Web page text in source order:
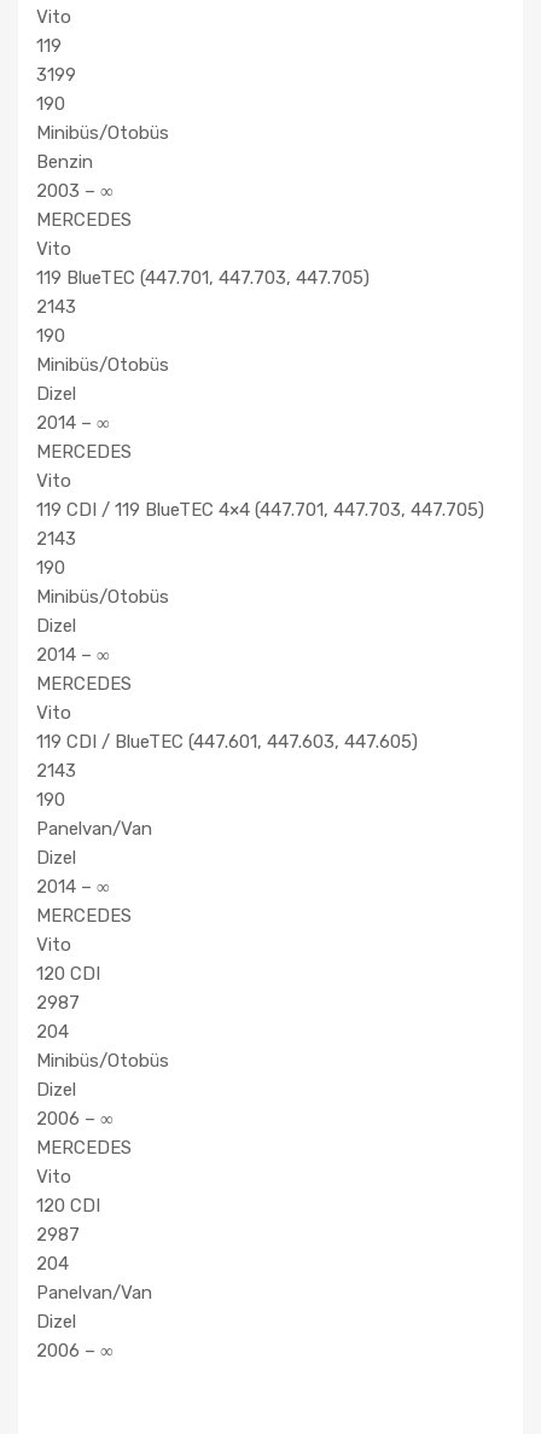
Vito
119
3199
190
Minibüs/Otobüs
Benzin
2003 – ∞
MERCEDES
Vito
119 BlueTEC (447.701, 447.703, 447.705)
2143
190
Minibüs/Otobüs
Dizel
2014 – ∞
MERCEDES
Vito
119 CDI / 119 BlueTEC 4×4 (447.701, 447.703, 447.705)
2143
190
Minibüs/Otobüs
Dizel
2014 – ∞
MERCEDES
Vito
119 CDI / BlueTEC (447.601, 447.603, 447.605)
2143
190
Panelvan/Van
Dizel
2014 – ∞
MERCEDES
Vito
120 CDI
2987
204
Minibüs/Otobüs
Dizel
2006 – ∞
MERCEDES
Vito
120 CDI
2987
204
Panelvan/Van
Dizel
2006 – ∞